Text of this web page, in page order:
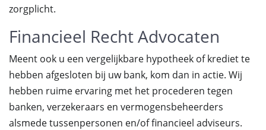
zorgplicht.
Financieel Recht Advocaten
Meent ook u een vergelijkbare hypotheek of krediet te
hebben afgesloten bij uw bank, kom dan in actie. Wij
hebben ruime ervaring met het procederen tegen
banken, verzekeraars en vermogensbeheerders
alsmede tussenpersonen en/of financieel adviseurs.